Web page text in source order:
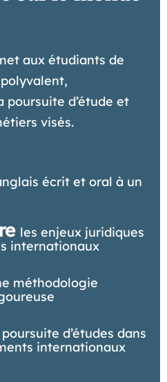
aux étudiants de
poursuite d’étude et
visés.
écrit et oral à un
les enjeux juridiques
internationaux
méthodologie
d’études dans
internationaux